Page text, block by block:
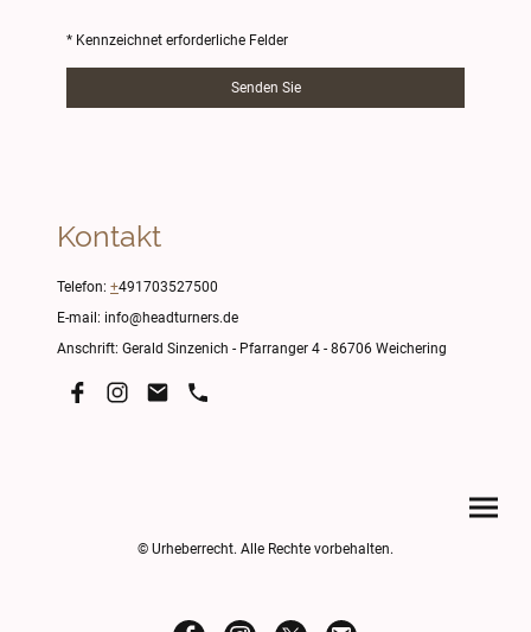
* Kennzeichnet erforderliche Felder
Senden Sie
Kontakt
Telefon: +491703527500
E-mail: info@headturners.de
Anschrift: Gerald Sinzenich - Pfarranger 4 - 86706 Weichering
© Urheberrecht. Alle Rechte vorbehalten.